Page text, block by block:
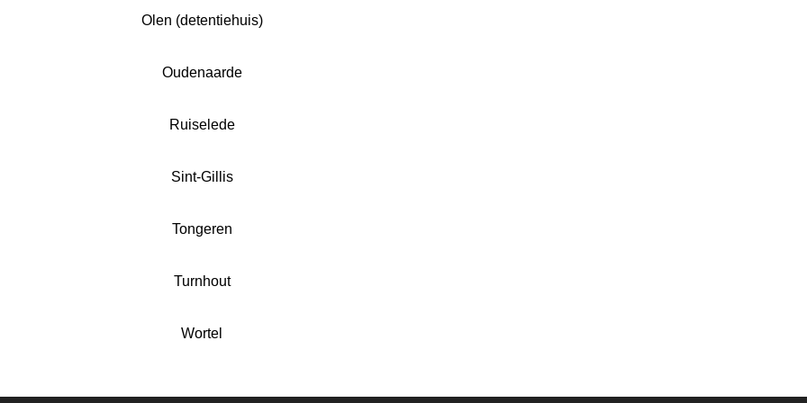
Olen (detentiehuis)
Oudenaarde
Ruiselede
Sint-Gillis
Tongeren
Turnhout
Wortel